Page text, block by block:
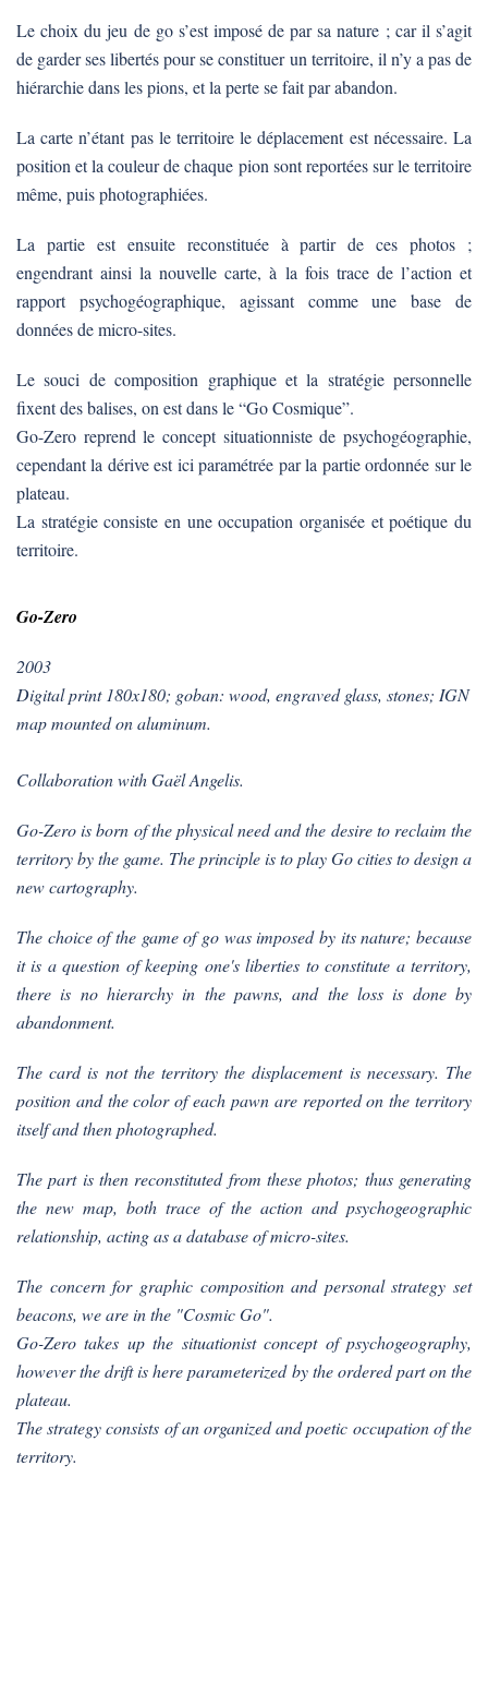
Le choix du jeu de go s’est imposé de par sa nature ; car il s’agit
de garder ses libertés pour se constituer un territoire, il n’y a pas de
hiérarchie dans les pions, et la perte se fait par abandon.
La carte n’étant pas le territoire le déplacement est nécessaire. La
position et la couleur de chaque pion sont reportées sur le territoire
même, puis photographiées.
La partie est ensuite reconstituée à partir de ces photos ;
engendrant ainsi la nouvelle carte, à la fois trace de l’action et
rapport psychogéographique, agissant comme une base de
données de micro-sites.
Le souci de composition graphique et la stratégie personnelle
fixent des balises, on est dans le “Go Cosmique”.
Go-Zero reprend le concept situationniste de psychogéographie,
cependant la dérive est ici paramétrée par la partie ordonnée sur le
plateau.
La stratégie consiste en une occupation organisée et poétique du
territoire.
Go-Zero
2003
Digital print 180x180; goban: wood, engraved glass, stones; IGN
map mounted on aluminum.
Collaboration with Gaël Angelis.
Go-Zero is born of the physical need and the desire to reclaim the
territory by the game. The principle is to play Go cities to design a
new cartography.
The choice of the game of go was imposed by its nature; because
it is a question of keeping one's liberties to constitute a territory,
there is no hierarchy in the pawns, and the loss is done by
abandonment.
The card is not the territory the displacement is necessary. The
position and the color of each pawn are reported on the territory
itself and then photographed.
The part is then reconstituted from these photos; thus generating
the new map, both trace of the action and psychogeographic
relationship, acting as a database of micro-sites.
The concern for graphic composition and personal strategy set
beacons, we are in the "Cosmic Go".
Go-Zero takes up the situationist concept of psychogeography,
however the drift is here parameterized by the ordered part on the
plateau.
The strategy consists of an organized and poetic occupation of the
territory.